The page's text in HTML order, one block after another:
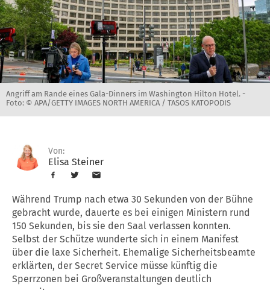
Angriff am Rande eines Gala-Dinners im Washington Hilton Hotel. -
Foto: © APA/GETTY IMAGES NORTH AMERICA / TASOS KATOPODIS
Von:
Elisa Steiner
Während Trump nach etwa 30 Sekunden von der Bühne
gebracht wurde, dauerte es bei einigen Ministern rund
150 Sekunden, bis sie den Saal verlassen konnten.
Selbst der Schütze wunderte sich in einem Manifest
über die laxe Sicherheit. Ehemalige Sicherheitsbeamte
erklärten, der Secret Service müsse künftig die
Sperrzonen bei Großveranstaltungen deutlich